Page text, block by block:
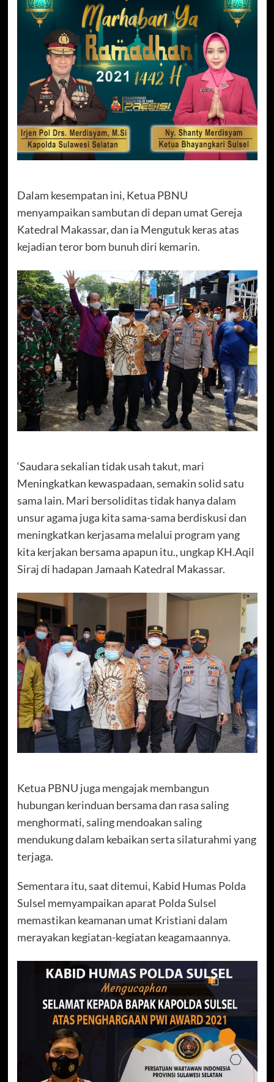
Dalam kesempatan ini, Ketua PBNU
menyampaikan sambutan di depan umat Gereja
Katedral Makassar, dan ia Mengutuk keras atas
kejadian teror bom bunuh diri kemarin.
‘Saudara sekalian tidak usah takut, mari
Meningkatkan kewaspadaan, semakin solid satu
sama lain. Mari bersoliditas tidak hanya dalam
unsur agama juga kita sama-sama berdiskusi dan
meningkatkan kerjasama melalui program yang
kita kerjakan bersama apapun itu., ungkap KH.Aqil
Siraj di hadapan Jamaah Katedral Makassar.
Ketua PBNU juga mengajak membangun
hubungan kerinduan bersama dan rasa saling
menghormati, saling mendoakan saling
mendukung dalam kebaikan serta silaturahmi yang
terjaga.
Sementara itu, saat ditemui, Kabid Humas Polda
Sulsel memyampaikan aparat Polda Sulsel
memastikan keamanan umat Kristiani dalam
merayakan kegiatan-kegiatan keagamaannya.